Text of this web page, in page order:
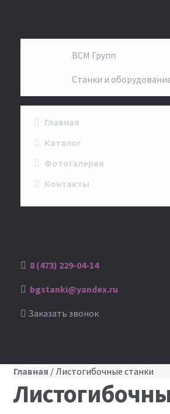
ВСМ Групп
Станки и
Главная
Каталог
Фотогалерея
Контакты
8 (473) 229-04-14
bgstanki@yandex.ru
Заказать звонок
Главная / Листогибочные станки